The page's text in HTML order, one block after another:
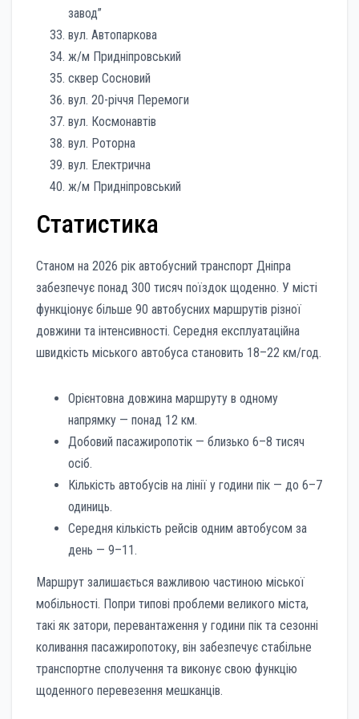
завод”
вул. Автопаркова
ж/м Придніпровський
сквер Сосновий
вул. 20-річчя Перемоги
вул. Космонавтів
вул. Роторна
вул. Електрична
ж/м Придніпровський
Статистика
Станом на 2026 рік автобусний транспорт Дніпра
забезпечує понад 300 тисяч поїздок щоденно. У місті
функціонує більше 90 автобусних маршрутів різної
довжини та інтенсивності. Середня експлуатаційна
швидкість міського автобуса становить 18–22 км/год.
Орієнтовна довжина маршруту в одному
напрямку — понад 12 км.
Добовий пасажиропотік — близько 6–8 тисяч
осіб.
Кількість автобусів на лінії у години пік — до 6–7
одиниць.
Середня кількість рейсів одним автобусом за
день — 9–11.
Маршрут залишається важливою частиною міської
мобільності. Попри типові проблеми великого міста,
такі як затори, перевантаження у години пік та сезонні
коливання пасажиропотоку, він забезпечує стабільне
транспортне сполучення та виконує свою функцію
щоденного перевезення мешканців.